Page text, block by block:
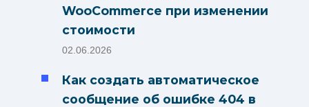
WooCommerce при изменении
стоимости
02.06.2026
Как создать автоматическое
сообщение об ошибке 404 в